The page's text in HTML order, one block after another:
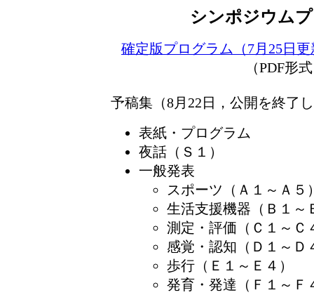
シンポジウム
確定版プログラム（7月25日
（PDF形
予稿集（8月22日，公開を終了
表紙・プログラム
夜話（Ｓ１）
一般発表
スポーツ（Ａ１～Ａ５
生活支援機器（Ｂ１～
測定・評価（Ｃ１～Ｃ
感覚・認知（Ｄ１～Ｄ
歩行（Ｅ１～Ｅ４）
発育・発達（Ｆ１～Ｆ